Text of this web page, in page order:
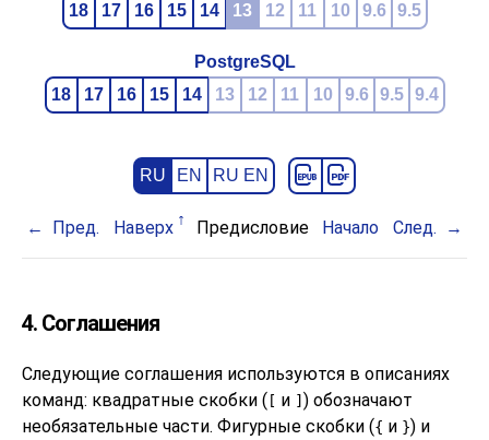
18
17 16 15 14 13 12 11 10 9.6 9.5
PostgreSQL
18
17 16 15 14 13 12 11 10 9.6 9.5 9.4
RU EN RU EN
Пред. Наверх Предисловие Начало След.
4. Соглашения
Следующие соглашения используются в описаниях
команд: квадратные скобки ( [ и ] ) обозначают
необязательные части. Фигурные скобки ({ и }) и